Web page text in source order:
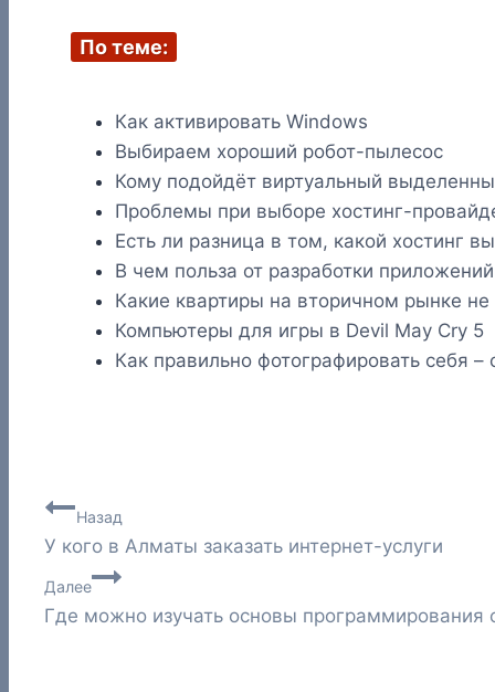
По теме:
Как активировать Windows
Выбираем хороший робот-пылесос
Кому подойдёт виртуальный
Проблемы при выборе хостинг-
Есть ли разница в том, какой хостинг
В чем польза от разработки
Какие квартиры на вторичном рынке не
Компьютеры для игры в Devil May Cry 5
Как правильно фотографировать себя
Навигация
по
записям
Назад
У кого в Алматы заказать интернет-услуги
Далее
Где можно изучать основы программирования